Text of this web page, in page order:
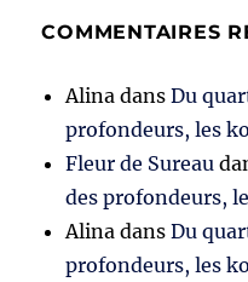
COMMENTAIRES
Alina dansDu
profondeurs, les
Fleur de Sureau
des profondeurs,
Alina dansDu
profondeurs, les